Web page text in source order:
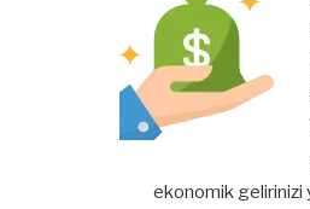
ekonomik gelirinizi